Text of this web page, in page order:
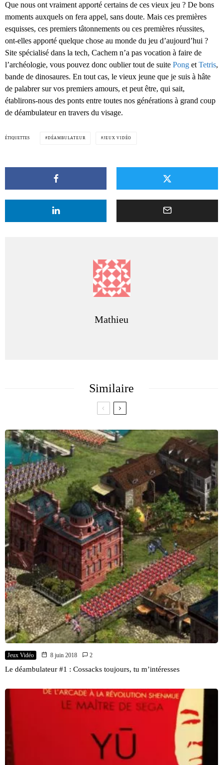
Que nous ont vraiment apporté certains de ces vieux jeu ? De bons
moments auxquels on fera appel, sans doute. Mais ces premières
esquisses, ces premiers tâtonnements ou ces premières réussites,
ont-elles apporté quelque chose au monde du jeu d’aujourd’hui ?
Site spécialisé dans la tech, Cachem n’a pas vocation à faire de
l’archéologie, vous pouvez donc oublier tout de suite Pong et Tetris,
bande de dinosaures. En tout cas, le vieux jeune que je suis à hâte
de palabrer sur vos premiers amours, et peut être, qui sait,
établirons-nous des ponts entre toutes nos générations à grand coup
de déambulateur en travers du visage.
ÉTIQUETTES DÉAMBULATEUR JEUX VIDÉO
Mathieu
Similaire
Jeux Vidéo 8 juin 2018 2
Le déambulateur #1 : Cossacks toujours, tu m’intéresses